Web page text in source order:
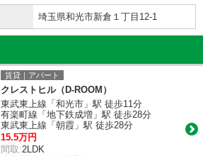
埼玉県和光市新倉１丁目12-1
賃貸｜アパート
クレストヒル（D-ROOM）
東武東上線「和光市」駅 徒歩11分
有楽町線「地下鉄成増」駅 徒歩28分
東武東上線「朝霞」駅 徒歩28分
15.5万円
間取:2LDK